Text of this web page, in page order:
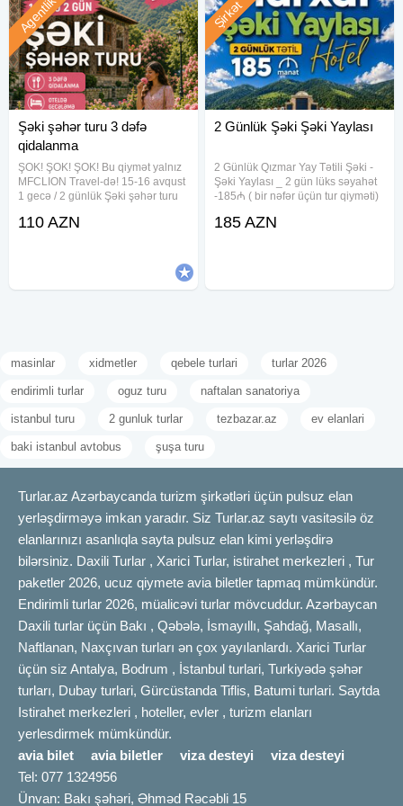
Şəki şəhər turu 3 dəfə
qidalanma
ŞOK! ŞOK! ŞOK! Bu qiymət yalnız
MFCLION Travel-də! 15-16 avqust
1 gecə / 2 günlük Şəki şəhər turu
AZN! Qiymətə daxildir: Komfortlu
Agentlik
110 AZN
2 Günlük Şəki Şəki Yaylası
2 Günlük Qızmar Yay Tətili Şəki -
Şəki Yaylası _ 2 gün lüks səyahət
-185₼ ( bir nəfər üçün tur qiyməti)
Resort & Spa! Tarix :9-10 Avqust _
Şirkət
185 AZN
masinlar xidmetler qebele turlari turlar 2026
endirimli turlar oguz turu naftalan sanatoriya
istanbul turu 2 gunluk turlar tezbazar.az ev elanlari
baki istanbul avtobus şuşa turu
Turlar.az Azərbaycanda turizm şirkətləri üçün pulsuz elan
yerləşdirməyə imkan yaradır. Siz Turlar.az saytı vasitəsilə öz
elanlarınızı asanlıqla sayta pulsuz elan kimi yerləşdirə
bilərsiniz. Daxili Turlar , Xarici Turlar, istirahet merkezleri , Tur
paketler 2026, ucuz qiymete avia biletler tapmaq mümkündür.
Endirimli turlar 2026, müalicəvi turlar mövcuddur. Azərbaycan
Daxili turlar üçün Bakı , Qəbələ, İsmayıllı, Şahdağ, Masallı,
Naftlanan, Naxçıvan turları ən çox yayılanlardı. Xarici Turlar
üçün siz Antalya, Bodrum , İstanbul turlari, Turkiyədə şəhər
turları, Dubay turlari, Gürcüstanda Tiflis, Batumi turlari. Saytda
Istirahet merkezleri , hoteller, evler , turizm elanları
yerlesdirmek mümkündür.
avia bilet
avia biletler viza desteyi
viza desteyi
Tel: 077 1324956
Ünvan: Bakı şəhəri, Əhməd Rəcəbli 15